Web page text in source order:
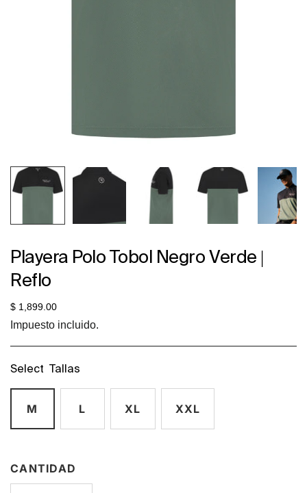
Playera Polo Tobol Negro Verde |
Reflo
$ 1,899.00
Impuesto incluido.
Select Tallas
M L XL XXL
CANTIDAD